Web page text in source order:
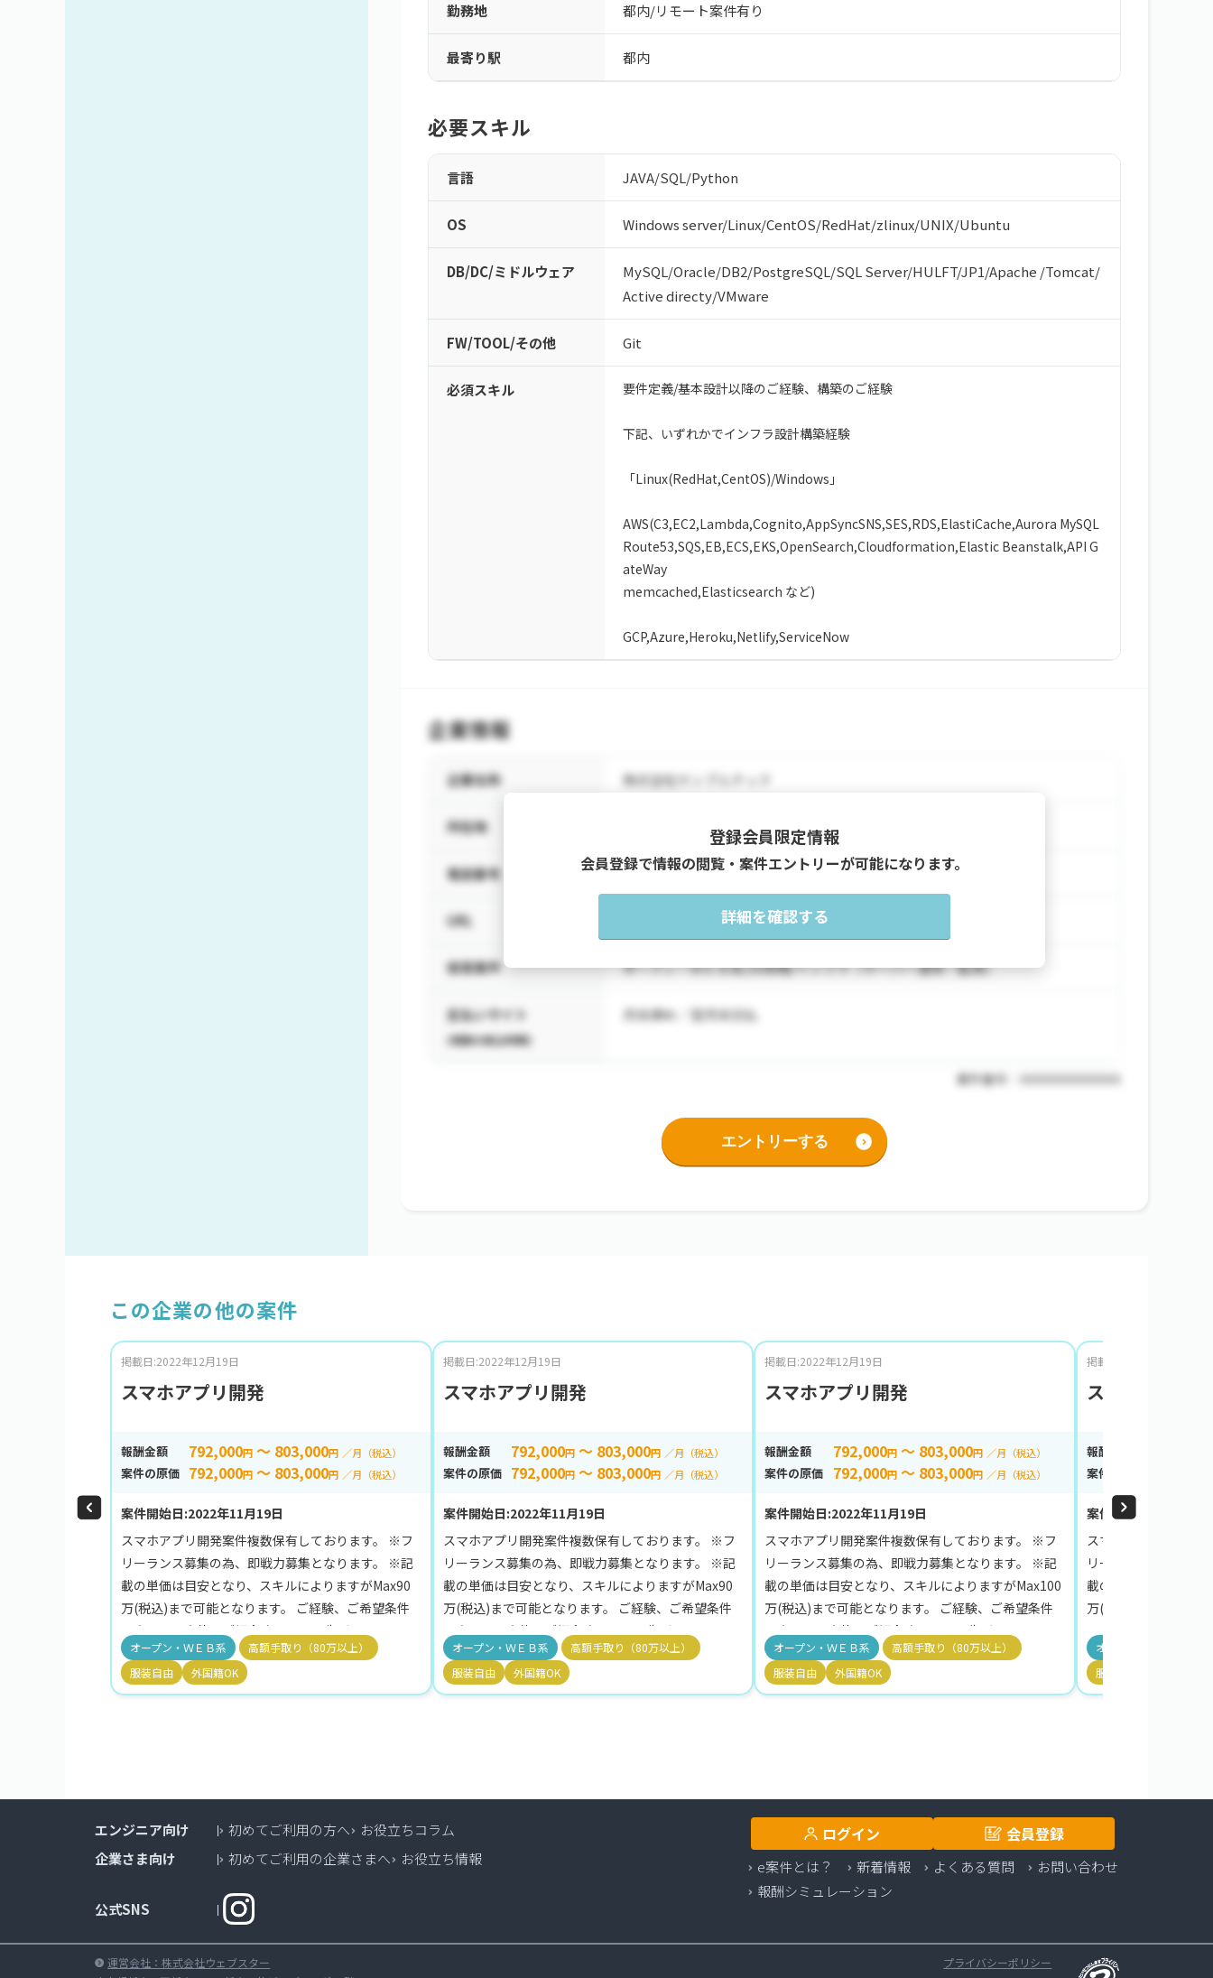
勤務地 都内/リモート案件有り
最寄り駅 都内
必要スキル
言語 JAVA/SQL/Python
OS Windows server/Linux/CentOS/RedHat/zlinux/UNIX/Ubuntu
DB/DC/ミドルウェア MySQL/Oracle/DB2/PostgreSQL/SQL Server/HULFT/JP1/Apache /Tomcat/
Active directy/VMware
FW/TOOL/その他 Git
必須スキル 要件定義/基本設計以降のご経験、構築のご経験
下記、いずれかでインフラ設計構築経験
「Linux(RedHat,CentOS)/Windows」
AWS(C3,EC2,Lambda,Cognito,AppSyncSNS,SES,RDS,ElastiCache,Aurora MySQL
Route53,SQS,EB,ECS,EKS,OpenSearch,Cloudformation,Elastic Beanstalk,API G
ateWay
memcached,Elasticsearch など)
GCP,Azure,Heroku,Netlify,ServiceNow
企業情報
企業名称 株式会社サンプルテック
所在地 東京都千代田区サンプル町1-2-3 サンプルビル5F
電話番号 03-1234-5678
URL https://www.sample-tech.example.com/
得意案件 オープン・ＷＥＢ系/汎用機/インフラ（サーバー運用・監視）
支払いサイト
(報酬の振込時期)
月末締め／翌月末日払
案件番号：XXXXXXXXXXXXXX
登録会員限定情報
会員登録で情報の閲覧・案件エントリーが可能になります。
詳細を確認する
エントリーする
この企業の他の案件
掲載日:2022年12月19日
スマホアプリ開発
報酬金額 792,000円 ～ 803,000円 ／月（税込）
案件の原価 792,000円 ～ 803,000円 ／月（税込）
案件開始日:2022年11月19日
スマホアプリ開発案件複数保有しております。 ※フ
リーランス募集の為、即戦力募集となります。 ※記
載の単価は目安となり、スキルによりますがMax90
万(税込)まで可能となります。 ご経験、ご希望条件
に合わせて案件をご紹介致します。 先ずは、エント
リーしていただき。ご希望をお聞かせください。 リ
モート・リモート併用・地方参画可の案件も保有し
ております。 週5稼働案件が9割を占めております。
オープン・ＷＥＢ系
高額手取り（80万以上）
服装自由
外国籍OK
掲載日:2022年12月19日
スマホアプリ開発
報酬金額 792,000円 ～ 803,000円 ／月（税込）
案件の原価 792,000円 ～ 803,000円 ／月（税込）
案件開始日:2022年11月19日
スマホアプリ開発案件複数保有しております。 ※フ
リーランス募集の為、即戦力募集となります。 ※記
載の単価は目安となり、スキルによりますがMax90
万(税込)まで可能となります。 ご経験、ご希望条件
に合わせて案件をご紹介致します。 先ずは、エント
リーしていただき。ご希望をお聞かせください。 リ
モート・リモート併用・地方参画可の案件も保有し
ております。 週5稼働案件が9割を占めております。
オープン・ＷＥＢ系
高額手取り（80万以上）
服装自由
外国籍OK
掲載日:2022年12月19日
スマホアプリ開発
報酬金額 792,000円～ 803,000円 ／月（税込）
案件の原価 792,000円～ 803,000円 ／月（税込）
案件開始日:2022年11月19日
スマホアプリ開発案件複数保有しております。 ※フ
リーランス募集の為、即戦力募集となります。 ※記
載の単価は目安となり、スキルによりますがMax100
万(税込)まで可能となります。 ご経験、ご希望条件
に合わせて案件をご紹介致します。 先ずは、エント
リーしていただき。ご希望をお聞かせください。 リ
モート・リモート併用・地方参画可の案件も保有し
ております。 週5稼働案件が9割を占めております。
オープン・ＷＥＢ系
高額手取り（80万以上）
服装自由
外国籍OK
掲載日:2022年12月16日
スマホアプリ
報酬金額
案件の原価
案件開始日:2022年
スマホアプリ開発案
リーランス募集の為
載の単価は目安とな
万(税込)まで可能と
リーしていただき。
モート・リモート併
ております。 週5稼
オープン・ＷＥＢ系
服装自由
エンジニア向け 初めてご利用の方へ
お役立ちコラム
企業さま向け
初めてご利用の企業さまへ お役立ち情報
公式SNS
ログイン 会員登録
e案件とは？ 新着情報 よくある質問
お問い合わせ
報酬シミュレーション
運営会社：株式会社ウェブスター
プライバシーポリシー